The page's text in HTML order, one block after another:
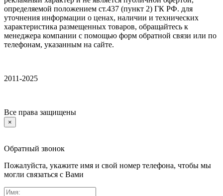
определяемой положением ст.437 (пункт 2) ГК РФ. для
уточнения информации о ценах, наличии и технических
характеристика размещенных товаров, обращайтесь к
менеджера компании с помощью форм обратной связи или по
телефонам, указанным на сайте.
2011-2025
Все права защищены
×
Обратный звонок
Пожалуйста, укажите имя и свой номер телефона, чтобы мы
могли связаться с Вами